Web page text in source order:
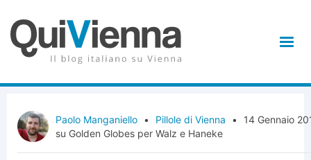
Paolo Manganiello • Pillole di Vienna •
14 Gennaio
su Golden Globes per Walz e Haneke